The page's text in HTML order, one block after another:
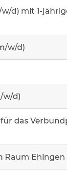
d) mit 1-
w/d)
w/d)
das
Raum Ehingen